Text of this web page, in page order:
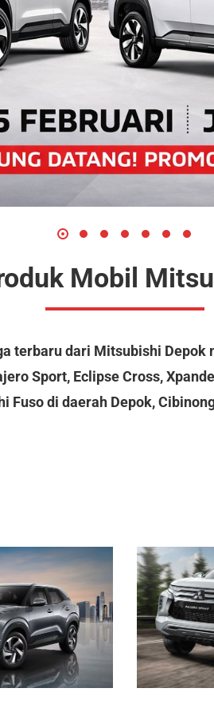
Mobil
terbaru dari Mitsubishi
Sport, Eclipse Cross,
Fuso di daerah Depok,